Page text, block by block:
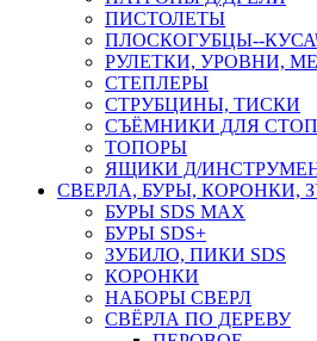
ПИСТОЛЕТЫ
ПЛОСКОГУБЦЫ--
РУЛЕТКИ, УРОВНИ,
СТЕПЛЕРЫ
СТРУБЦИНЫ, ТИСКИ
СЪЁМНИКИ ДЛЯ
ТОПОРЫ
ЯЩИКИ Д/
СВЕРЛА, БУРЫ, КОРОНКИ,
БУРЫ SDS MAX
БУРЫ SDS+
ЗУБИЛО, ПИКИ SDS
КОРОНКИ
НАБОРЫ СВЕРЛ
СВЁРЛА ПО ДЕРЕВУ